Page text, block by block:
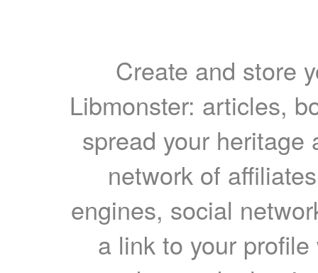
Create and store
Libmonster: articles,
spread your heritage
network of
engines, social
a link to your